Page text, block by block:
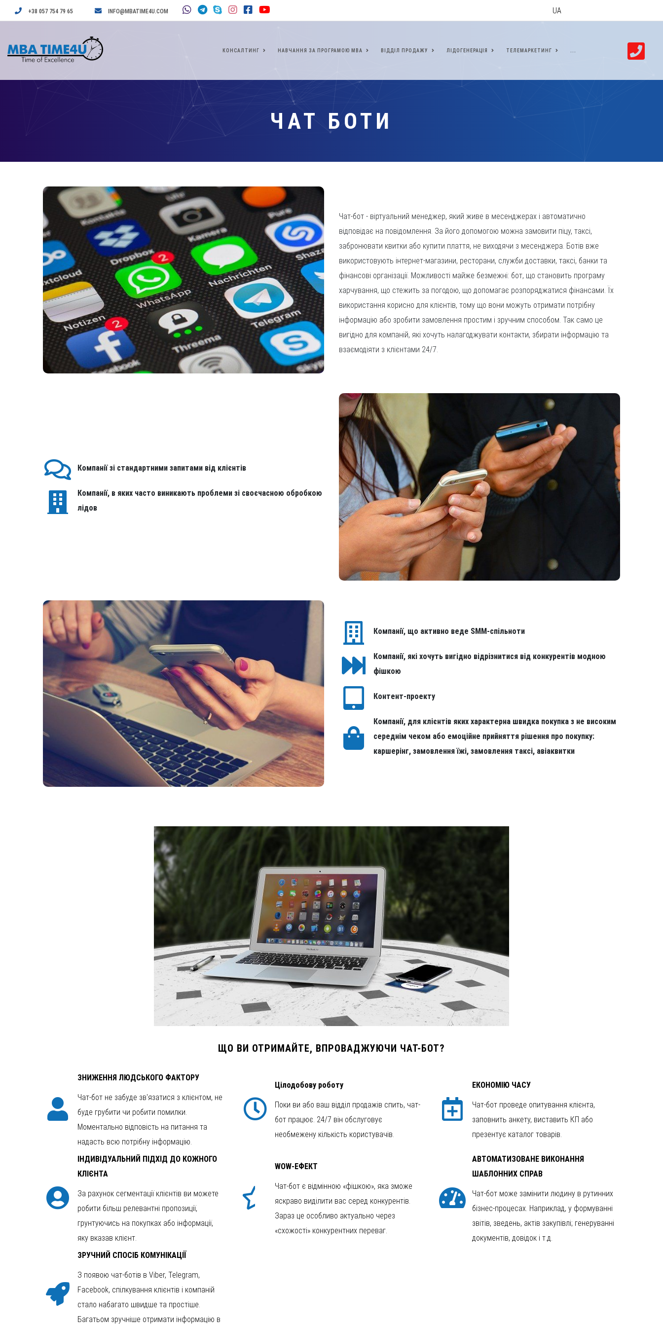
+38 057 754 79 65 INFO@MBATIME4U.COM UA
КОНСАЛТИНГ НАВЧАННЯ ЗА ПРОГРАМОЮ МВА ВІДДІЛ ПРОДАЖУ ЛІДОГЕНЕРАЦІЯ ТЕЛЕМАРКЕТИНГ
ЧАТ БОТИ
Чат-бот - віртуальний менеджер, який живе в месенджерах і автоматично
відповідає на повідомлення. За його допомогою можна замовити піцу, таксі,
забронювати квитки або купити плаття, не виходячи з месенджера. Ботів вже
використовують інтернет-магазини, ресторани, служби доставки, таксі, банки та
фінансові організації. Можливості майже безмежні: бот, що становить програму
харчування, що стежить за погодою, що допомагає розпоряджатися фінансами. Їх
використання корисно для клієнтів, тому що вони можуть отримати потрібну
інформацію або зробити замовлення простим і зручним способом. Так само це
вигідно для компаній, які хочуть налагоджувати контакти, збирати інформацію та
взаємодіяти з клієнтами 24/7.
Компанії зі стандартними запитами від клієнтів
Компанії, в яких часто виникають проблеми зі своєчасною обробкою
лідов
Компанії, що активно веде SMM-спільноти
Компанії, які хочуть вигідно відрізнитися від конкурентів модною
фішкою
Контент-проекту
Компанії, для клієнтів яких характерна швидка покупка з не високим
середнім чеком або емоційне прийняття рішення про покупку:
каршерінг, замовлення їжі, замовлення таксі, авіаквитки
ЩО ВИ ОТРИМАЙТЕ, ВПРОВАДЖУЮЧИ ЧАТ-БОТ?
ЗНИЖЕННЯ ЛЮДСЬКОГО ФАКТОРУ
Чат-бот не забуде зв'язатися з клієнтом, не
буде грубити чи робити помилки.
Моментально відповість на питання та
надасть всю потрібну інформацію.
Цілодобову роботу
Поки ви або ваш відділ продажів спить, чат-
бот працює. 24/7 він обслуговує
необмежену кількість користувачів.
ЕКОНОМІЮ ЧАСУ
Чат-бот проведе опитування клієнта,
заповнить анкету, виставить КП або
презентує каталог товарів.
ІНДИВІДУАЛЬНИЙ ПІДХІД ДО КОЖНОГО
КЛІЄНТА
За рахунок сегментації клієнтів ви можете
робити більш релевантні пропозиції,
грунтуючись на покупках або інформації,
яку вказав клієнт.
WOW-ЕФЕКТ
Чат-бот є відмінною «фішкою», яка зможе
яскраво виділити вас серед конкурентів.
Зараз це особливо актуально через
«схожості» конкурентних переваг.
АВТОМАТИЗОВАНЕ ВИКОНАННЯ
ШАБЛОННИХ СПРАВ
Чат-бот може замінити людину в рутинних
бізнес-процесах. Наприклад, у формуванні
звітів, зведень, актів закупівлі; генеруванні
документів, довідок і т.д.
ЗРУЧНИЙ СПОСІБ КОМУНІКАЦІЇ
З появою чат-ботів в Viber, Telegram,
Facebook, спілкування клієнтів і компаній
стало набагато швидше та простіше.
Багатьом зручніше отримати інформацію в